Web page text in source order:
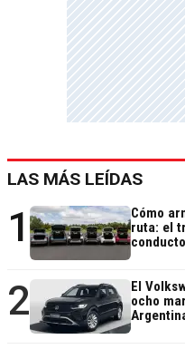
LAS MÁS LEÍDAS
1
Cómo
ruta: el
2
El
ocho